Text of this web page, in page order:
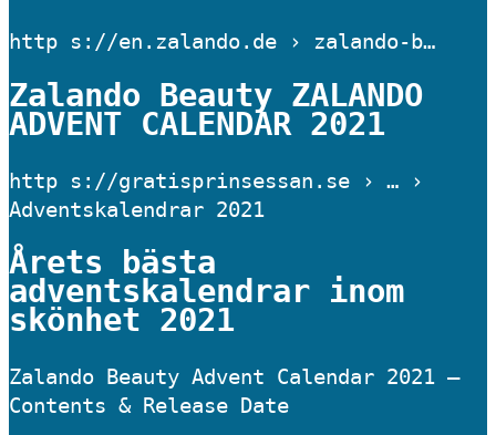
http s://en.zalando.de › zalando-b…
Zalando Beauty ZALANDO
ADVENT CALENDAR 2021
http s://gratisprinsessan.se › … ›
Adventskalendrar 2021
Årets bästa
adventskalendrar inom
skönhet 2021
Zalando Beauty Advent Calendar 2021 –
Contents & Release Date